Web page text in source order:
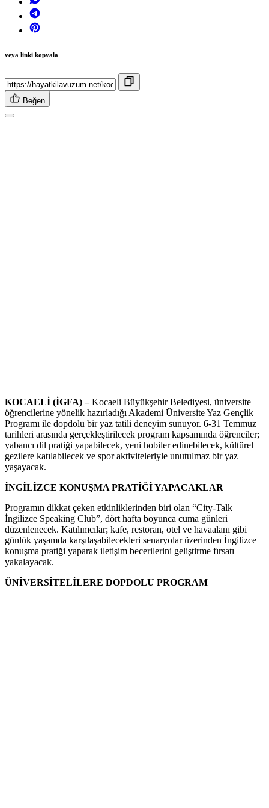
veya linki kopyala
Beğen
KOCAELİ (İGFA) –Kocaeli Büyükşehir Belediyesi, üniversite
öğrencilerine yönelik hazırladığı Akademi Üniversite Yaz Gençlik
Programı ile dopdolu bir yaz tatili deneyim sunuyor. 6-31 Temmuz
tarihleri arasında gerçekleştirilecek program kapsamında öğrenciler;
yabancı dil pratiği yapabilecek, yeni hobiler edinebilecek, kültürel
gezilere katılabilecek ve spor aktiviteleriyle unutulmaz bir yaz
yaşayacak.
İNGİLİZCE KONUŞMA PRATİĞİ YAPACAKLAR
Programın dikkat çeken etkinliklerinden biri olan “City-Talk
İngilizce Speaking Club”, dört hafta boyunca cuma günleri
düzenlenecek. Katılımcılar; kafe, restoran, otel ve havaalanı gibi
günlük yaşamda karşılaşabilecekleri senaryolar üzerinden İngilizce
konuşma pratiği yaparak iletişim becerilerini geliştirme fırsatı
yakalayacak.
ÜNİVERSİTELİLERE DOPDOLU PROGRAM